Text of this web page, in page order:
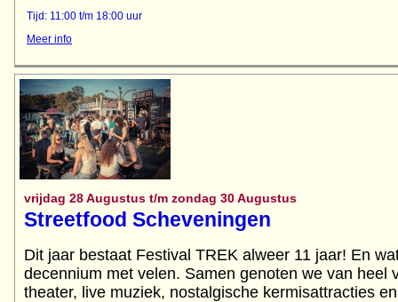
Tijd: 11:00 t/m 18:00 uur
Meer info
vrijdag 28 Augustus t/m zondag 30 Augustus
Streetfood Scheveningen
Dit jaar bestaat Festival TREK alweer 11 jaar! En
decennium met velen. Samen genoten we van heel
theater, live muziek, nostalgische kermisattracties